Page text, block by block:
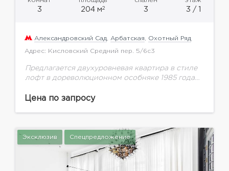
3 204 м2 3 3 / 1
Александровский Сад, Арбатская, Охотный Ряд
Адрес: Кисловский Средний пер. 5/6с3
Предлагается двухуровневая квартира в стиле
лофт в дореволюционном особняке 1985 года
общей площадью 204,7 м.кв., мансарда
Цена по запросу
Эксклюзив Спецпредложение